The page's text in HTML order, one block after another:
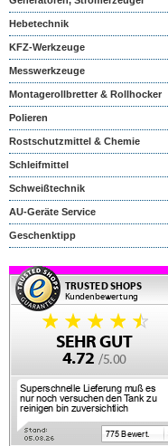
Hebetechnik
KFZ-Werkzeuge
Messwerkzeuge
Montagerollbretter & Rollhocker
Polieren
Rostschutzmittel & Chemie
Schleifmittel
Schweißtechnik
AU-Geräte Service
Geschenktipp